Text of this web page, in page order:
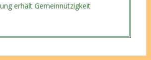
erhält Gemeinnützigkeit